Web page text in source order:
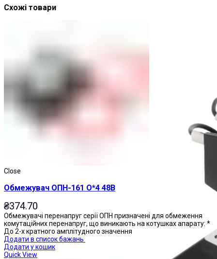
Схожі товари
Close
Обмежувач ОПН-161 О*4 48В
₴374.70
Обмежувачі перенапруг серії ОПН призначені для обмеження
комутаційних перенапруг, що виникають на котушках апарату: *
До 2-х кратного амплітудного значення
Додати в список бажань
Додати у кошик
Quick View